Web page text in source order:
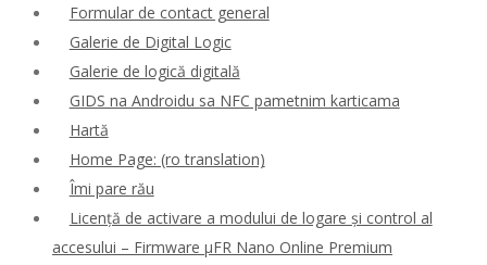
Formular de contact general
Galerie de Digital Logic
Galerie de logică digitală
GIDS na Androidu sa NFC pametnim karticama
Hartă
Home Page: (ro translation)
Îmi pare rău
Licență de activare a modului de logare și control al
accesului – Firmware μFR Nano Online Premium